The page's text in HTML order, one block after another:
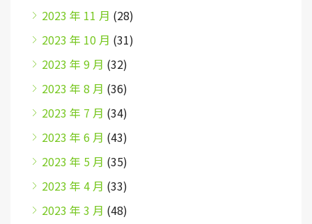
2023 年 11 月 (28)
2023 年 10 月 (31)
2023 年 9 月 (32)
2023 年 8 月 (36)
2023 年 7 月 (34)
2023 年 6 月 (43)
2023 年 5 月 (35)
2023 年 4 月 (33)
2023 年 3 月 (48)